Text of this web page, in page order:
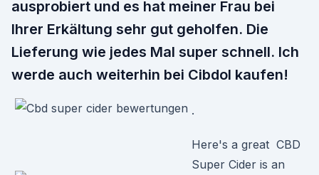
ausprobiert und es hat meiner Frau bei
Ihrer Erkältung sehr gut geholfen. Die
Lieferung wie jedes Mal super schnell. Ich
werde auch weiterhin bei Cibdol kaufen!
.
Here's a great CBD
Super Cider is an